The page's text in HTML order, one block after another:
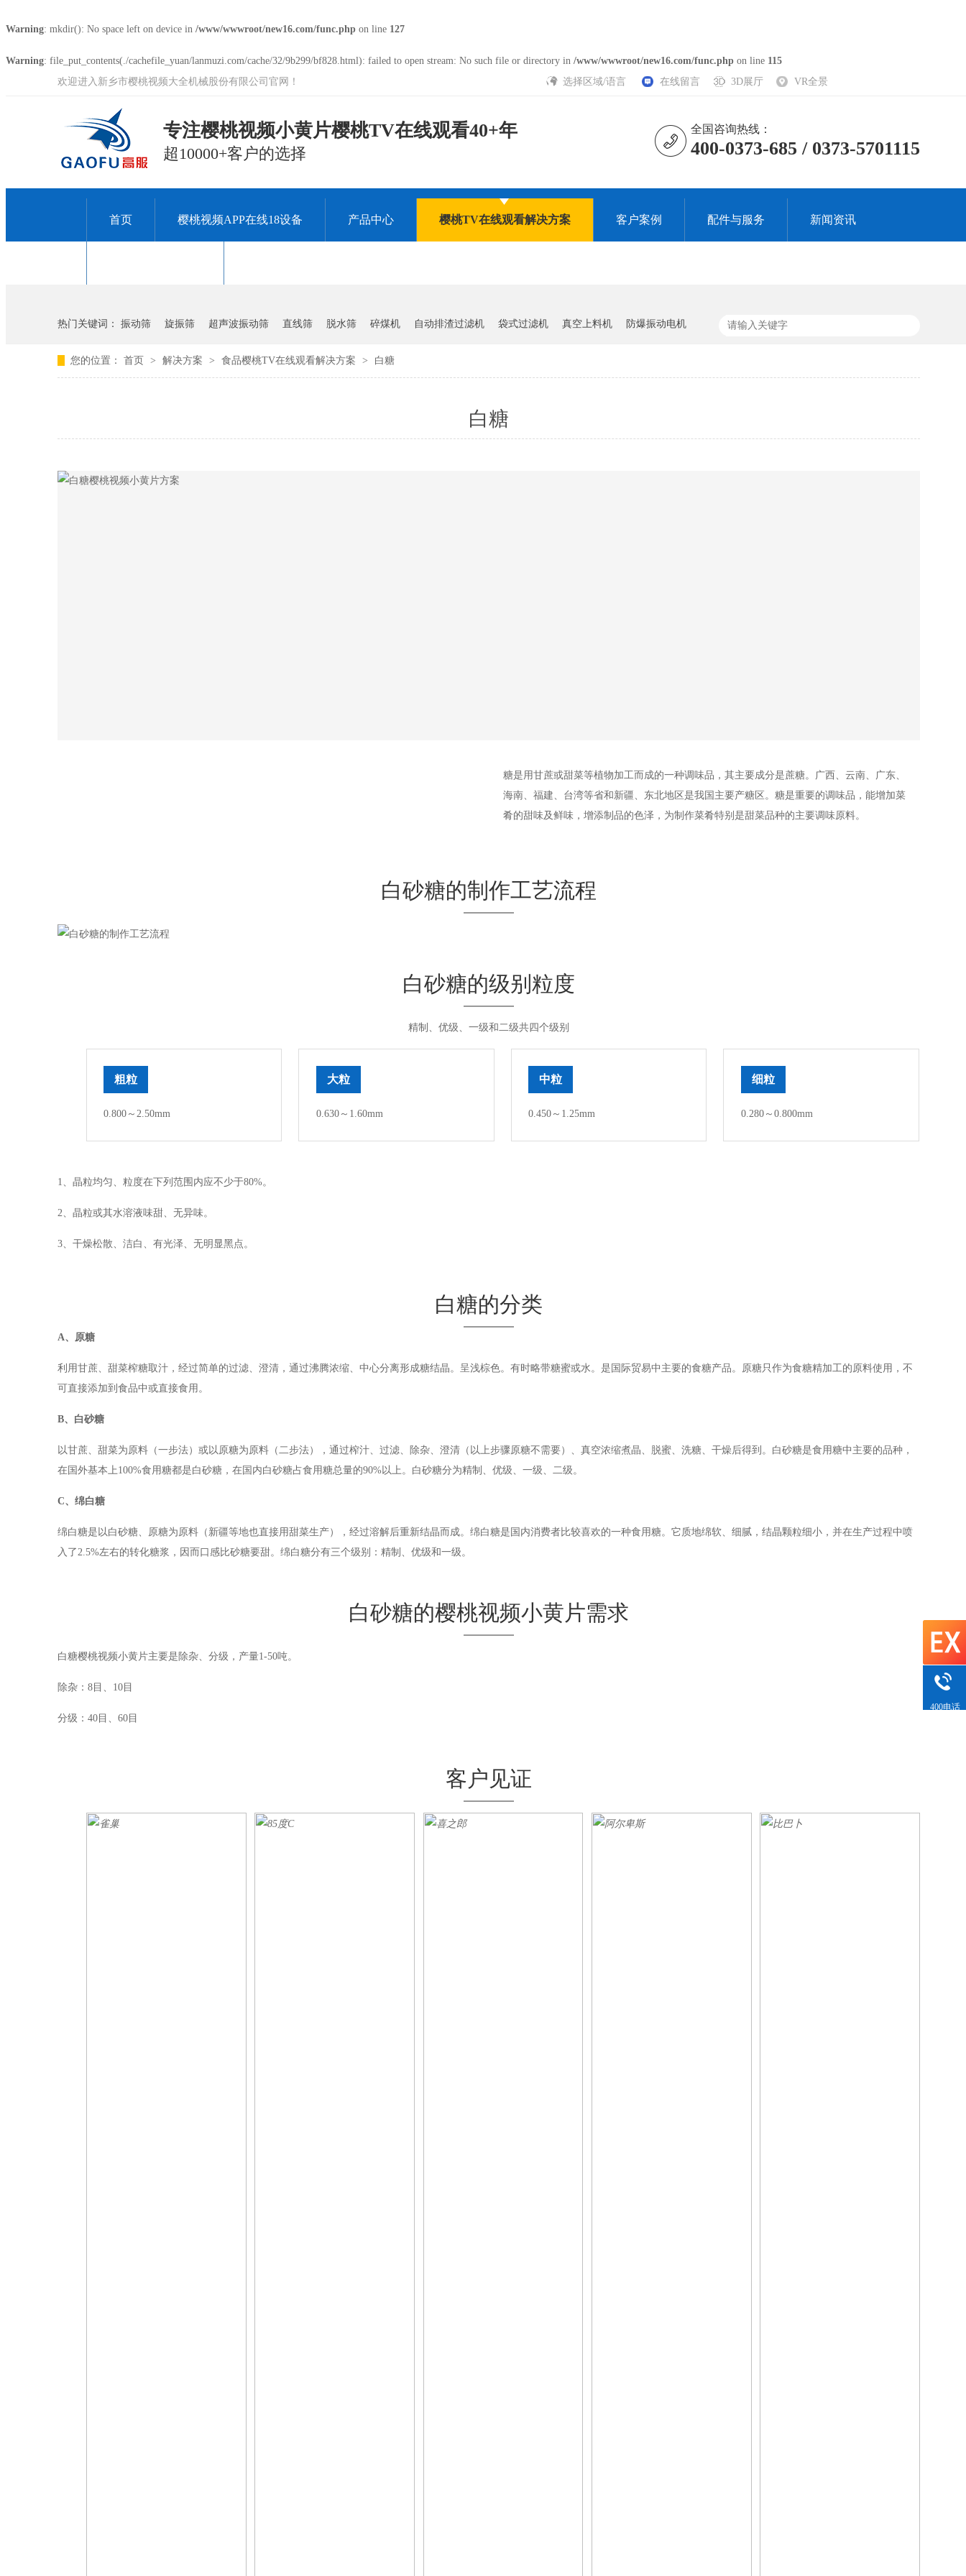
Warning: mkdir(): No space left on device in /www/wwwroot/new16.com/func.php on line 127
Warning: file_put_contents(./cachefile_yuan/lanmuzi.com/cache/32/9b299/bf828.html): failed to open stream: No such file or directory in /www/wwwroot/new16.com/func.php on line 115
选择区域/语言
在线留言 3D展厅 VR全景
欢迎进入新乡市樱桃视频大全机械股份有限公司官网！
专注樱桃视频小黄片樱桃TV在线观看40+年
超10000+客户的选择
全国咨询热线：
400-0373-685 / 0373-5701115
首页 樱桃视频APP在线18设备 产品中心 樱桃TV在线观看解决方案 客户案例 配件与服务 新闻资讯
热门关键词： 振动筛 旋振筛 超声波振动筛 直线筛 脱水筛 碎煤机 自动排渣过滤机 袋式过滤机 真空上料机 防爆振动电机
您的位置： 首页 > 解决方案 > 食品樱桃TV在线观看解决方案 > 白糖
白糖
糖是用甘蔗或甜菜等植物加工而成的一种调味品，其主要成分是蔗糖。广西、云南、广东、
海南、福建、台湾等省和新疆、东北地区是我国主要产糖区。糖是重要的调味品，能增加菜
肴的甜味及鲜味，增添制品的色泽，为制作菜肴特别是甜菜品种的主要调味原料。
白砂糖的制作工艺流程
白砂糖的级别粒度
精制、优级、一级和二级共四个级别
粗粒
0.800～2.50mm
大粒
0.630～1.60mm
中粒
0.450～1.25mm
细粒
0.280～0.800mm
1、晶粒均匀、粒度在下列范围内应不少于80%。
2、晶粒或其水溶液味甜、无异味。
3、干燥松散、洁白、有光泽、无明显黑点。
白糖的分类
A、原糖
利用甘蔗、甜菜榨糖取汁，经过简单的过滤、澄清，通过沸腾浓缩、中心分离形成糖结晶。呈浅棕色。有时略带糖蜜或水。是国际贸易中主要的食糖产品。原糖只作为食糖精加工的原料使用，不
可直接添加到食品中或直接食用。
B、白砂糖
以甘蔗、甜菜为原料（一步法）或以原糖为原料（二步法），通过榨汁、过滤、除杂、澄清（以上步骤原糖不需要）、真空浓缩煮晶、脱蜜、洗糖、干燥后得到。白砂糖是食用糖中主要的品种，
在国外基本上100%食用糖都是白砂糖，在国内白砂糖占食用糖总量的90%以上。白砂糖分为精制、优级、一级、二级。
C、绵白糖
绵白糖是以白砂糖、原糖为原料（新疆等地也直接用甜菜生产），经过溶解后重新结晶而成。绵白糖是国内消费者比较喜欢的一种食用糖。它质地绵软、细腻，结晶颗粒细小，并在生产过程中喷
入了2.5%左右的转化糖浆，因而口感比砂糖要甜。绵白糖分有三个级别：精制、优级和一级。
白砂糖的樱桃视频小黄片需求
白糖樱桃视频小黄片主要是除杂、分级，产量1-50吨。
除杂：8目、10目
分级：40目、60目
客户见证
400电话